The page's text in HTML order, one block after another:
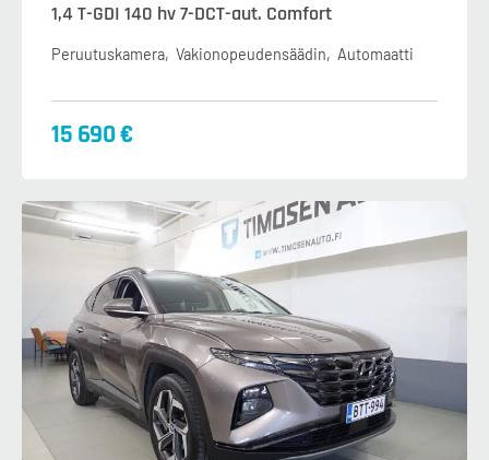
1,4 T-GDI 140 hv 7-DCT-aut. Comfort
Peruutuskamera Vakionopeudensäädin Automaatti
15 690 €